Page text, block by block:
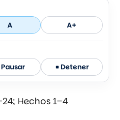
A A+
Pausar Detener
Hechos 1–4